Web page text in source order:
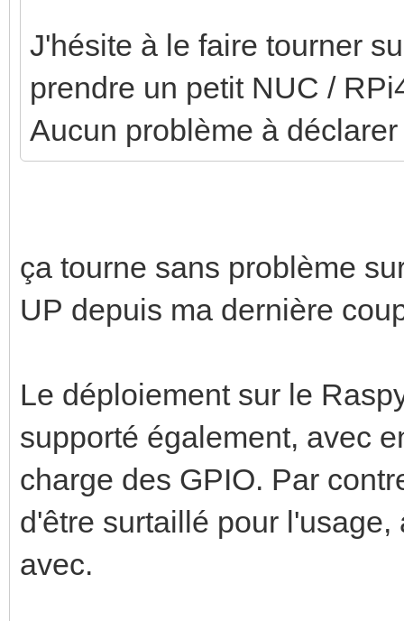
J'hésite à le faire tourner
prendre un petit NUC /
Aucun problème à déclarer
ça tourne sans problème
UP depuis ma dernière
Le déploiement sur le
supporté également, avec
charge des GPIO. Par
d'être surtaillé pour
avec.